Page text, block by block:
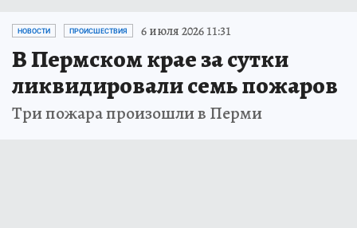
НОВОСТИ ПРОИСШЕСТВИЯ 6 июля 2026 11:31
В Пермском крае за сутки
ликвидировали семь пожаров
Три пожара произошли в Перми